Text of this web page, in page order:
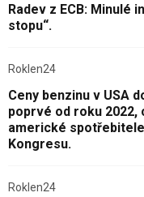
Radev z ECB: Minulé
stopu“.
Roklen24
Ceny benzinu v USA
poprvé od roku 2022,
americké
Kongresu.
Roklen24